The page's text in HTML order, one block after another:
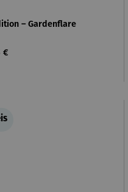
– Gardenflare
Preis:
€